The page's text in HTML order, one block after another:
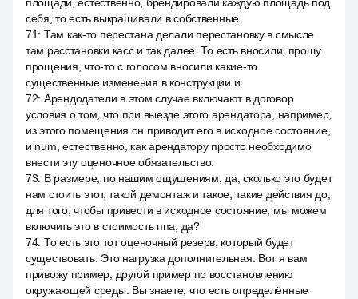
себя, то есть выкрашивали в собственные.
71: Там как-то перестана делали перестановку в смысле
там расстановки касс и так далее. То есть вносили, прошу
прощения, что-то с голосом вносили какие-то
существенные изменения в конструкции и
72: Арендодатели в этом случае включают в договор
условия о том, что при выезде этого арендатора, например,
из этого помещения он приводит его в исходное состояние,
и num, естественно, как арендатору просто необходимо
внести эту оценочное обязательство.
73: В размере, по нашим ощущениям, да, сколько это будет
нам стоить этот, такой демонтаж и такое, такие действия до,
для того, чтобы привести в исходное состояние, мы можем
включить это в стоимость ппа, да?
74: То есть это тот оценочный резерв, который будет
существовать. Это нагрузка дополнительная. Вот я вам
привожу пример, другой пример по восстановлению
окружающей среды. Вы знаете, что есть определённые